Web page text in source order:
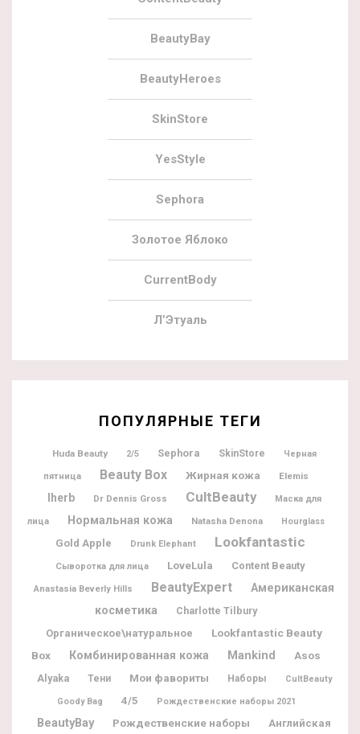
BeautyBay
BeautyHeroes
SkinStore
YesStyle
Sephora
Золотое Яблоко
CurrentBody
Л’Этуаль
ПОПУЛЯРНЫЕ ТЕГИ
Huda Beauty 2/5 Sephora SkinStore Черная
пятница Beauty Box Жирная кожа Elemis
Iherb Dr Dennis Gross CultBeauty Маска для
лица Нормальная кожа Natasha Denona Hourglass
Gold Apple Drunk Elephant Lookfantastic
Сыворотка для лица LoveLula Content Beauty
Anastasia Beverly Hills BeautyExpert
Американская
косметика
Charlotte Tilbury
Органическое\натуральное
Lookfantastic Beauty
Box
Комбинированная кожа Mankind
Asos
Alyaka
Тени Мои фавориты Наборы CultBeauty
Goody Bag 4/5 Рождественские наборы 2021
BeautyBay Рождественские наборы
Английская